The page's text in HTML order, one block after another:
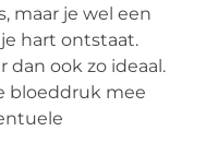
maar je wel een
hart ontstaat.
ook zo ideaal.
bloeddruk mee